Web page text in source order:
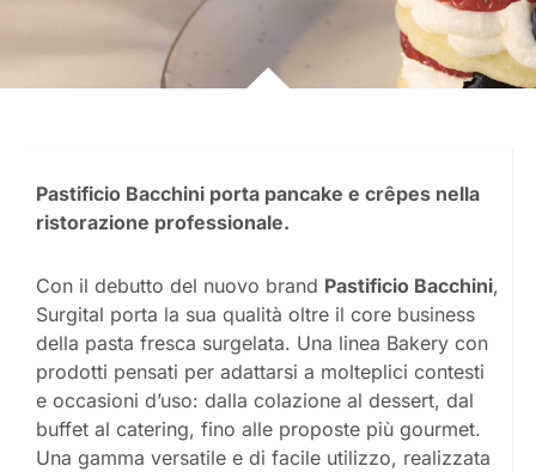
Pastificio Bacchini porta pancake e crêpes nella
ristorazione professionale.
Con il debutto del nuovo brand Pastificio Bacchini,
Surgital porta la sua qualità oltre il core business
della pasta fresca surgelata. Una linea Bakery con
prodotti pensati per adattarsi a molteplici contesti
e occasioni d’uso: dalla colazione al dessert, dal
buffet al catering, fino alle proposte più gourmet.
Una gamma versatile e di facile utilizzo, realizzata